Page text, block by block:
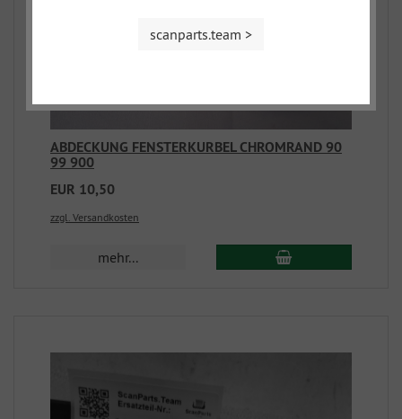
ABDECKUNG FENSTERKURBEL CHROMRAND 90
99 900
EUR 10,50
zzgl. Versandkosten
mehr...
scanparts.team >